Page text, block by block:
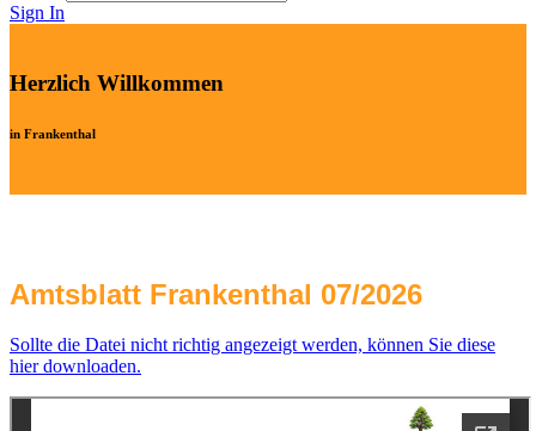
Sign In
Herzlich Willkommen
in Frankenthal
Amtsblatt Frankenthal 07/2026
Sollte die Datei nicht richtig angezeigt werden, können Sie diese
hier downloaden.